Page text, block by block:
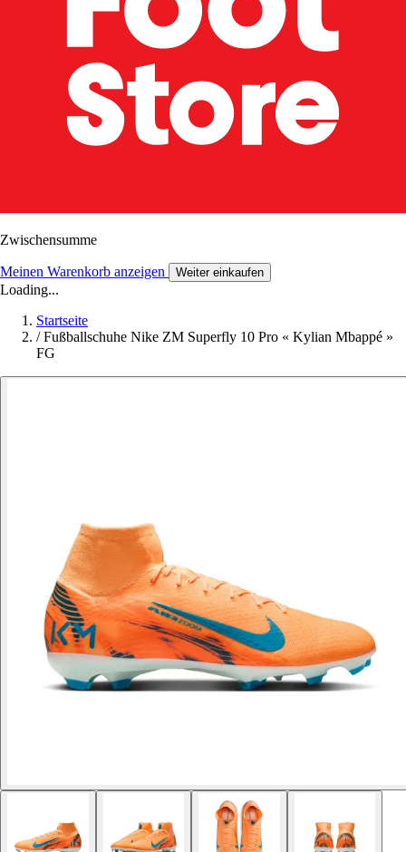
Zwischensumme
Meinen Warenkorb anzeigen Weiter einkaufen
Loading...
Startseite
/ Fußballschuhe Nike ZM Superfly 10 Pro « Kylian Mbappé »
FG